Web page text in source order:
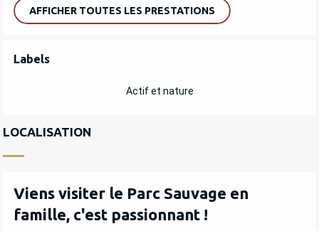
AFFICHER TOUTES LES PRESTATIONS
OFFRES DE PRESTATIONS
Labels
Labels
Actif et nature
LOCALISATION
Viens visiter le Parc Sauvage en
famille, c'est passionnant !